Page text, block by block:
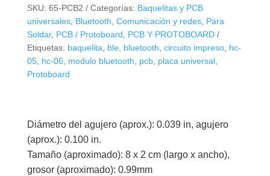
Doble
Cara
cantidad
SKU: 65-PCB2 Categorías: Baquelitas y PCB
universales, Bluetooth, Comunicación y redes, Para
Soldar, PCB / Protoboard, PCB Y PROTOBOARD
Etiquetas: baquelita, ble, bluetooth, circuito impreso, hc-
05, hc-06, modulo bluetooth, pcb, placa universal,
Protoboard
Diámetro del agujero (aprox.): 0.039 in, agujero
(aprox.): 0.100 in.
Tamaño (aproximado): 8 x 2 cm (largo x ancho),
grosor (aproximado): 0.99mm